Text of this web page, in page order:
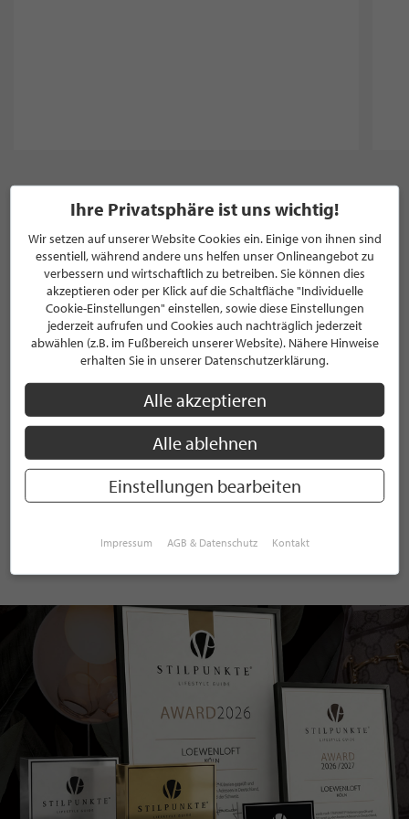
NEWSLETTER
Bleiben Sie immer UP TO DATE! Melden Sie sich jetzt für
unseren STILPUNKTE®-Newsletter an und profitieren Sie
von exklusiven
Neuigkeiten, Trends und
Angeboten
Mit der Anmeldung für unseren Newsletter stimmen Sie
unserenDatenschutzbestimmungenzu. EineAbmeldung
ist jederzeit möglich.
ANMELDEN
Mit der Anmeldung an unserem Newsletter stimmen Sie unseren
Ihre Privatsphäre ist uns wichtig!
Wir setzen auf unserer Website Cookies ein. Einige von ihnen sind
essentiell, während andere uns helfen unser Onlineangebot zu
verbessern und wirtschaftlich zu betreiben. Sie können dies
akzeptieren oder per Klick auf die Schaltfläche "Individuelle
Cookie-Einstellungen" einstellen, sowie diese Einstellungen
jederzeit aufrufen und Cookies auch nachträglich jederzeit
abwählen (z.B. im Fußbereich unserer Website). Nähere Hinweise
erhalten Sie in unserer Datenschutzerklärung.
Alle akzeptieren
Alle ablehnen
Einstellungen bearbeiten
Impressum AGB & Datenschutz Kontakt